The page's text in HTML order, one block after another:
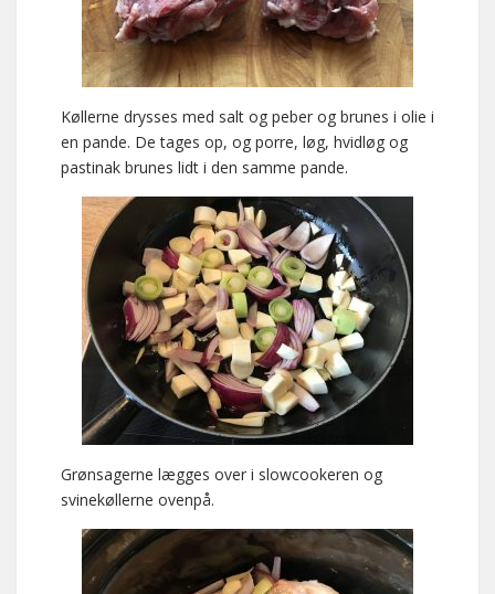
Køllerne drysses med salt og peber og brunes i olie i
en pande. De tages op, og porre, løg, hvidløg og
pastinak brunes lidt i den samme pande.
Grønsagerne lægges over i slowcookeren og
svinekøllerne ovenpå.